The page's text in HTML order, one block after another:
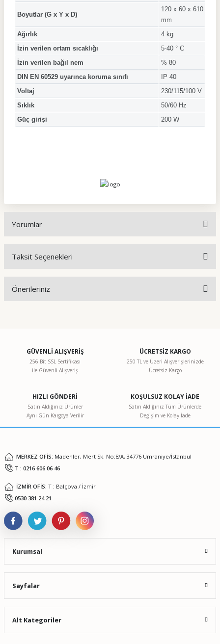
Boyutlar (G x Y x D)
120 x 60 x 610
mm
Ağırlık
4 kg
İzin verilen ortam sıcaklığı
5-40 ° C
İzin verilen bağıl nem
% 80
DIN EN 60529 uyarınca koruma sınıfı
IP 40
Voltaj
230/115/100 V
Sıklık
50/60 Hz
Güç girişi
200 W
Yorumlar
Taksit Seçenekleri
Önerileriniz
Görüş ve önerileriniz için teşekkür ederiz.
Ürün resmi kalitesiz, bozuk veya görüntülenemiyor.
Ürün bilgilerinde hatalar bulunuyor.
Ürün fiyatı diğer sitelerden daha pahalı.
GÜVENLİ ALIŞVERİŞ
256 Bit SSL Sertifikası
ile Güvenli Alışveriş
ÜCRETSİZ KARGO
250 TL ve Üzeri Alışverişlerinizde
Ücretsiz Kargo
HIZLI GÖNDERİ
Satın Aldığınız Ürünler
Aynı Gün Kargoya Verilir
KOŞULSUZ KOLAY İADE
Satın Aldığınız Tüm Ürünlerde
Değişim ve Kolay İade
MERKEZ OFİS: Madenler, Mert Sk. No:8/A, 34776 Ümraniye/İstanbul
T : 0216 606 06 46
İZMİR OFİS: T : Balçova / İzmir
0530 381 24 21
Kurumsal
Sayfalar
Alt Kategoriler